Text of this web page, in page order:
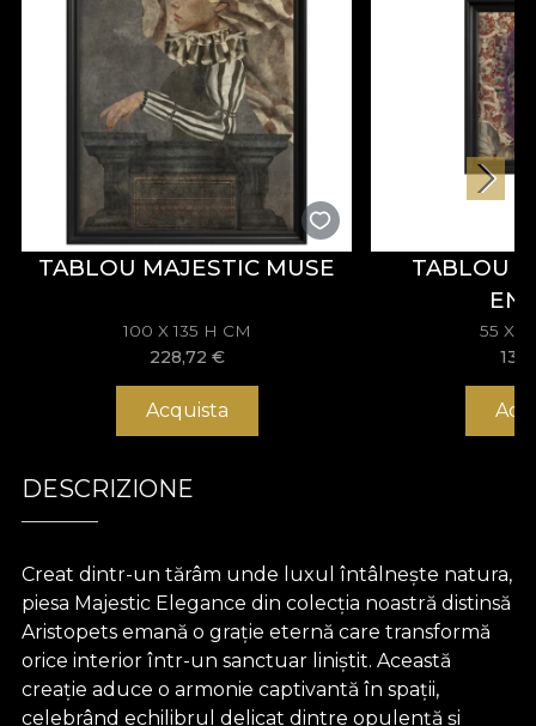
TABLOU MAJESTIC MUSE
100 X 135 H CM
228,72 €
Acquista
TABLOU
55 X
DESCRIZIONE
Creat dintr-un tărâm unde luxul întâlnește natura,
piesa Majestic Elegance din colecția noastră distinsă
Aristopets emană o grație eternă care transformă
orice interior într-un sanctuar liniștit. Această
creație aduce o armonie captivantă în spații,
celebrând echilibrul delicat dintre opulență și